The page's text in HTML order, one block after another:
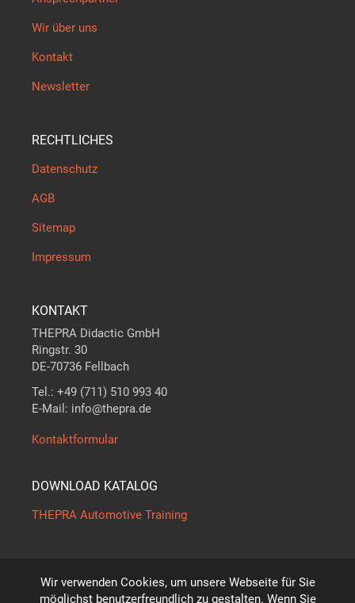
Wir verwenden Cookies, um unsere Webseite für Sie
möglichst benutzerfreundlich zu gestalten. Wenn Sie
Wir über uns
Kontakt
Newsletter
RECHTLICHES
Datenschutz
AGB
Sitemap
Impressum
KONTAKT
THEPRA Didactic GmbH
Ringstr. 30
DE-70736 Fellbach
Tel.: +49 (711) 510 993 40
E-Mail: info@thepra.de
Kontaktformular
DOWNLOAD KATALOG
THEPRA Automotive Training